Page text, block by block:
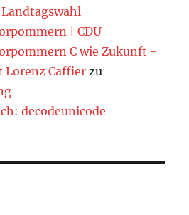
| CDU
C wie Zukunft -
Lorenz Caffier zu
decodeunicode